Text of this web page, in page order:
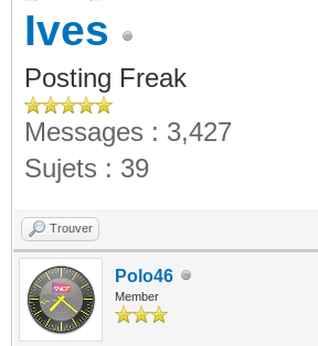
Ives
Posting Freak
Messages : 3,427
Sujets : 39
Trouver
Polo46
Member